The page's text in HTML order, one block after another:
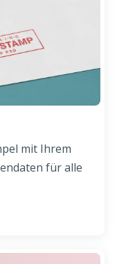
mit Ihrem
für alle